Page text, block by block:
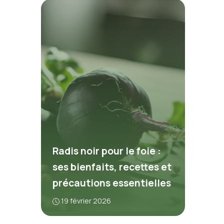
Radis noir pour le foie :
ses bienfaits, recettes et
précautions essentielles
19 février 2026